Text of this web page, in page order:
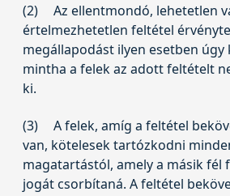
(2)
Az ellentmondó, lehetetlen
értelmezhetetlen feltétel
megállapodást ilyen esetben úgy
mintha a felek az adott feltételt
ki.
(3)
A felek, amíg a feltétel
van, kötelesek tartózkodni
magatartástól, amely a másik
jogát csorbítaná. A feltétel